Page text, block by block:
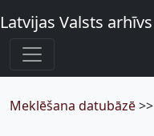
Latvijas Valsts arhīvs
Meklēšana datubāzē>>